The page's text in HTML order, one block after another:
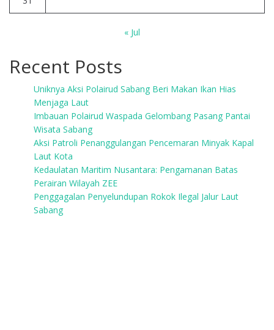
« Jul
Recent Posts
Uniknya Aksi Polairud Sabang Beri Makan Ikan Hias
Menjaga Laut
Imbauan Polairud Waspada Gelombang Pasang Pantai
Wisata Sabang
Aksi Patroli Penanggulangan Pencemaran Minyak Kapal
Laut Kota
Kedaulatan Maritim Nusantara: Pengamanan Batas
Perairan Wilayah ZEE
Penggagalan Penyelundupan Rokok Ilegal Jalur Laut
Sabang